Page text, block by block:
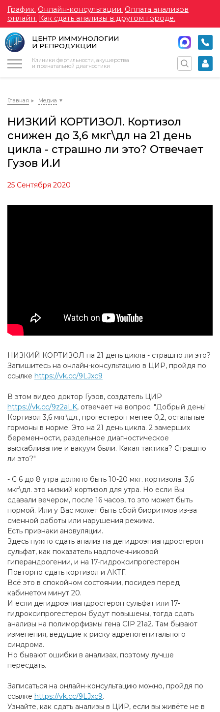
График. Онлайн-консультации. Оплата анализов
онлайн. Как сдать анализы в другом городе.
ЦЕНТР ИММУНОЛОГИИ
И РЕПРОДУКЦИИ
Клиники фертильности, акушерства
и пренатальной диагностики
Главная Медиа
НИЗКИЙ КОРТИЗОЛ. Кортизол
снижен до 3,6 мкг\дл на 21 день
цикла - страшно ли это? Отвечает
Гузов И.И
25 Сентября 2020
НИЗКИЙ КОРТИЗОЛ на 21 день цикла - страшно ли это?
Запишитесь на онлайн-консультацию в ЦИР, пройдя по
ссылке https://vk.cc/9LJxc9
В этом видео доктор Гузов, создатель ЦИР
https://vk.cc/9z2aLK, отвечает на вопрос: "Добрый день!
Кортизол 3,6 мкг\дл., прогестерон менее 0,2, остальные
гормоны в норме. Это на 21 день цикла. 2 замерших
беременности, раздельное диагностическое
выскабливание и вакуум были. Какая тактика? Страшно
ли это?"
- С 6 до 8 утра должно быть 10-20 мкг. кортизола. 3,6
мкг\дл. это низкий кортизол для утра. Но если Вы
сдавали вечером, после 16 часов, то это может быть
нормой. Или у Вас может быть сбой биоритмов из-за
сменной работы или нарушения режима.
Есть признаки ановуляции.
Здесь нужно сдать анализ на дегидроэпиандростерон
сульфат, как показатель надпочечниковой
гиперандрогении, и на 17-гидроксипрогестерон.
Повторно сдать кортизол и АКТГ.
Всё это в спокойном состоянии, посидев перед
кабинетом минут 20.
И если дегидроэпиандростерон сульфат или 17-
гидроксипрогестерон будут повышены, тогда сдать
анализы на полиморфизмы гена CIP 21a2. Там бывают
изменения, ведущие к риску адреногенитального
синдрома.
Но бывают ошибки в анализах, поэтому лучше
пересдать.
Записаться на онлайн-консультацию можно, пройдя по
ссылке https://vk.cc/9LJxc9.
Узнайте, как сдать анализы в ЦИР, если вы живёте не в